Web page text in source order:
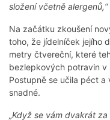
složení včetně alergenů,“
Na začátku zkoušení
toho, že jídelníček jejího
metry čtvereční, které
bezlepkových potravin v
Postupně se učila péct
snadné.
„Když se vám dvakrát